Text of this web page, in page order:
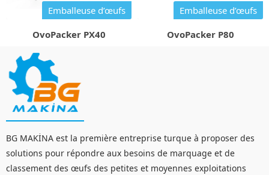
Emballeuse d’œufs
OvoPacker PX40
Emballeuse d’œufs
OvoPacker P80
BG MAKİNA est la première entreprise turque à proposer des
solutions pour répondre aux besoins de marquage et de
classement des œufs des petites et moyennes exploitations